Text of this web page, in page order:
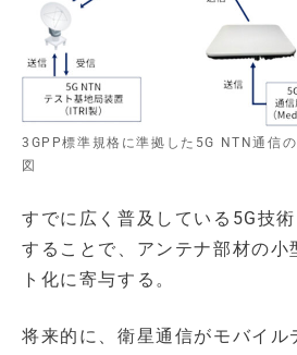
3GPP標準規格に準拠した5G NTN通信
図
すでに広く普及している5G技
することで、アンテナ部材の小
ト化に寄与する。
将来的に、衛星通信がモバイル